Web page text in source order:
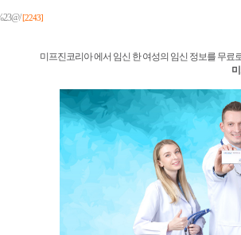
[2243]
미프진코리아 에서 임신 한 여성의 임신 정보를 무료